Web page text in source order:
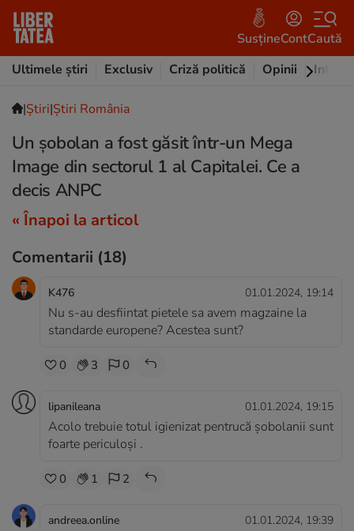
SusțineContCaută
Ultimele știri
Exclusiv Criză politică Opinii
|Ştiri|Știri România
Un şobolan a fost găsit într-un Mega
Image din sectorul 1 al Capitalei. Ce a
decis ANPC
« Înapoi la articol
Comentarii (18)
K476 01.01.2024, 19:14
Nu s-au desfiintat pietele sa avem magzaine la
standarde europene? Acestea sunt?
0 3 0
lipanileana 01.01.2024, 19:15
Acolo trebuie totul igienizat pentrucă șobolanii sunt
foarte periculoși .
0 1 2
andreea.online 01.01.2024, 19:39